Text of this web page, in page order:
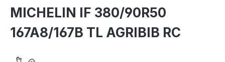
MICHELIN IF 380/90R50
167A8/167B TL AGRIBIB RC